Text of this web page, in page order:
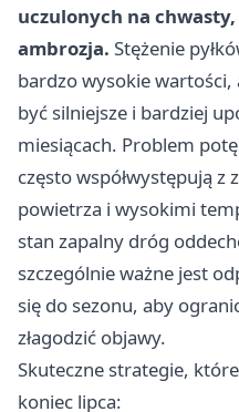
uczulonych na
ambrozja. Stężenie
bardzo wysokie wartości,
być silniejsze i bardziej
miesiącach. Problem
często współwystępują z
powietrza i wysokimi
stan zapalny dróg
szczególnie ważne jest
się do sezonu, aby
złagodzić objawy.
Skuteczne strategie,
koniec lipca: